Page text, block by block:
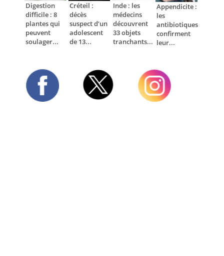
Digestion
difficile : 8
plantes qui
peuvent
soulager...
Créteil :
décès
suspect d’un
adolescent
de 13...
Inde : les
médecins
découvrent
33 objets
tranchants...
Appendicite :
les
antibiotiques
confirment
leur...